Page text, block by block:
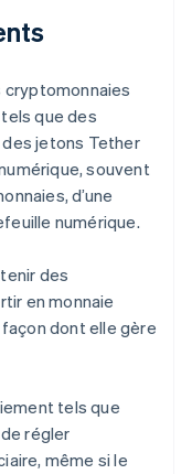
cryptomonnaies
que des
des jetons Tether
souvent
d’une
numérique.
des
en monnaie
dont elle gère
tels que
régler
même si le